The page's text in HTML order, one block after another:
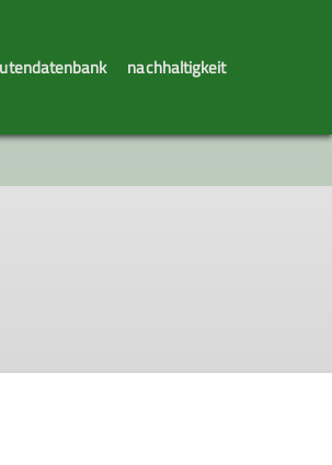
nachhaltigkeit